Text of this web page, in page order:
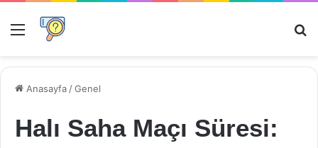
Menü
Anasayfa /Genel
Halı Saha Maçı Süresi: